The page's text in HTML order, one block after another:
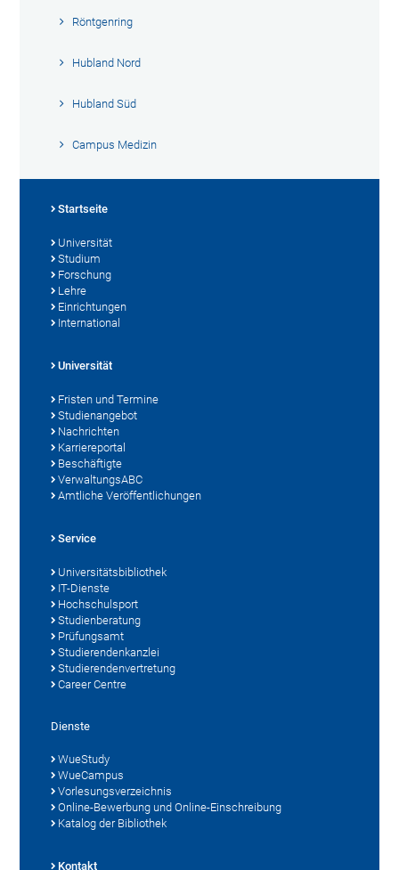
Röntgenring
Hubland Nord
Hubland Süd
Campus Medizin
Startseite
Universität
Studium
Forschung
Lehre
Einrichtungen
International
Universität
Fristen und Termine
Studienangebot
Nachrichten
Karriereportal
Beschäftigte
VerwaltungsABC
Amtliche Veröffentlichungen
Service
Universitätsbibliothek
IT-Dienste
Hochschulsport
Studienberatung
Prüfungsamt
Studierendenkanzlei
Studierendenvertretung
Career Centre
Dienste
WueStudy
WueCampus
Vorlesungsverzeichnis
Online-Bewerbung und Online-Einschreibung
Katalog der Bibliothek
Kontakt